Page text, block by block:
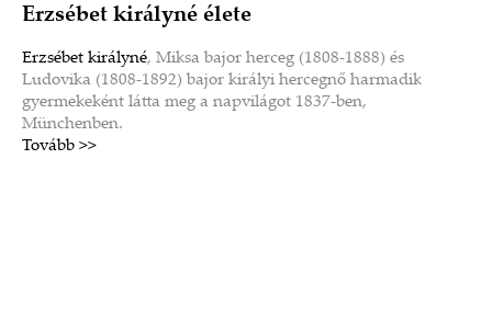
Erzsébet királyné élete
Erzsébet királyné, Miksa bajor herceg (1808-1888) és
Ludovika (1808-1892) bajor királyi hercegnő harmadik
gyermekeként látta meg a napvilágot 1837-ben,
Münchenben.
Tovább >>